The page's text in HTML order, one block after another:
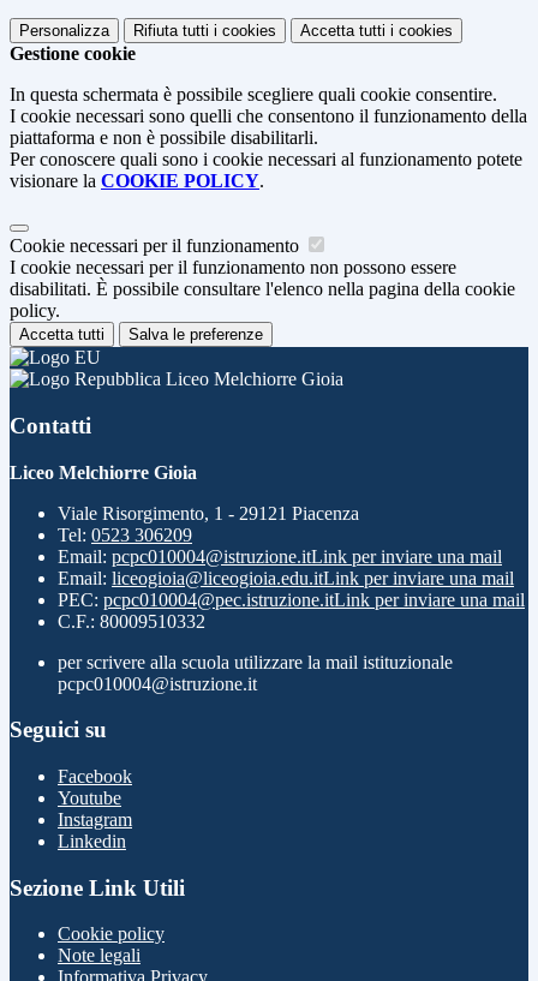
Personalizza Rifiuta tutti i cookies Accetta tutti i cookies
Gestione cookie
In questa schermata è possibile scegliere quali cookie consentire.
I cookie necessari sono quelli che consentono il funzionamento della
piattaforma e non è possibile disabilitarli.
Per conoscere quali sono i cookie necessari al funzionamento potete
visionare la COOKIE POLICY.
Cookie necessari per il funzionamento
I cookie necessari per il funzionamento non possono essere
disabilitati. È possibile consultare l'elenco nella pagina della cookie
policy.
Accetta tutti Salva le preferenze
Liceo Melchiorre Gioia
Contatti
Liceo Melchiorre Gioia
Viale Risorgimento, 1 - 29121 Piacenza
Tel: 0523 306209
Email: pcpc010004@istruzione.itLink per inviare una mail
Email: liceogioia@liceogioia.edu.itLink per inviare una mail
PEC: pcpc010004@pec.istruzione.itLink per inviare una mail
C.F.: 80009510332
per scrivere alla scuola utilizzare la mail istituzionale
pcpc010004@istruzione.it
Seguici su
Facebook
Youtube
Instagram
Linkedin
Sezione Link Utili
Cookie policy
Note legali